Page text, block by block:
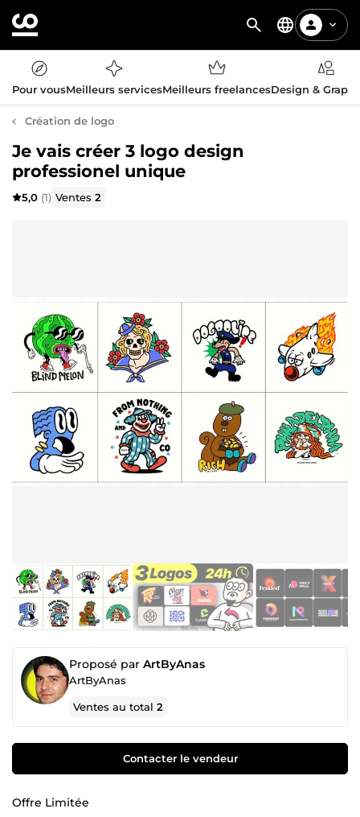
Pour vousMeilleurs servicesMeilleurs freelancesDesign &
Création de logo
Je vais créer 3 logo design
professionel unique
5,0 (1) Ventes2
Proposé par ArtByAnas
ArtByAnas
Ventes au total2
Contacter le vendeur
Offre Limitée